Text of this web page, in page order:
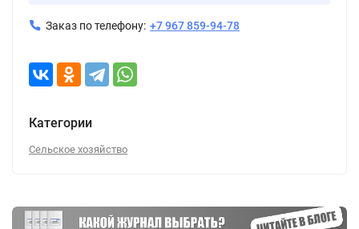
Заказ по телефону: +7 967 859-94-78
Категории
Сельское хозяйство